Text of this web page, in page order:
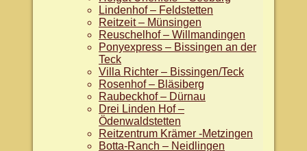
Lindenhof – Feldstetten
Reitzeit – Münsingen
Reuschelhof – Willmandingen
Ponyexpress – Bissingen an der
Teck
Villa Richter – Bissingen/Teck
Rosenhof – Bläsiberg
Raubeckhof – Dürnau
Drei Linden Hof –
Ödenwaldstetten
Reitzentrum Krämer -Metzingen
Botta-Ranch – Neidlingen